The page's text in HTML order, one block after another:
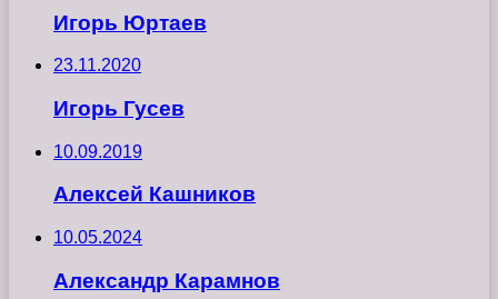
Игорь Юртаев
23.11.2020
Игорь Гусев
10.09.2019
Алексей Кашников
10.05.2024
Александр Карамнов